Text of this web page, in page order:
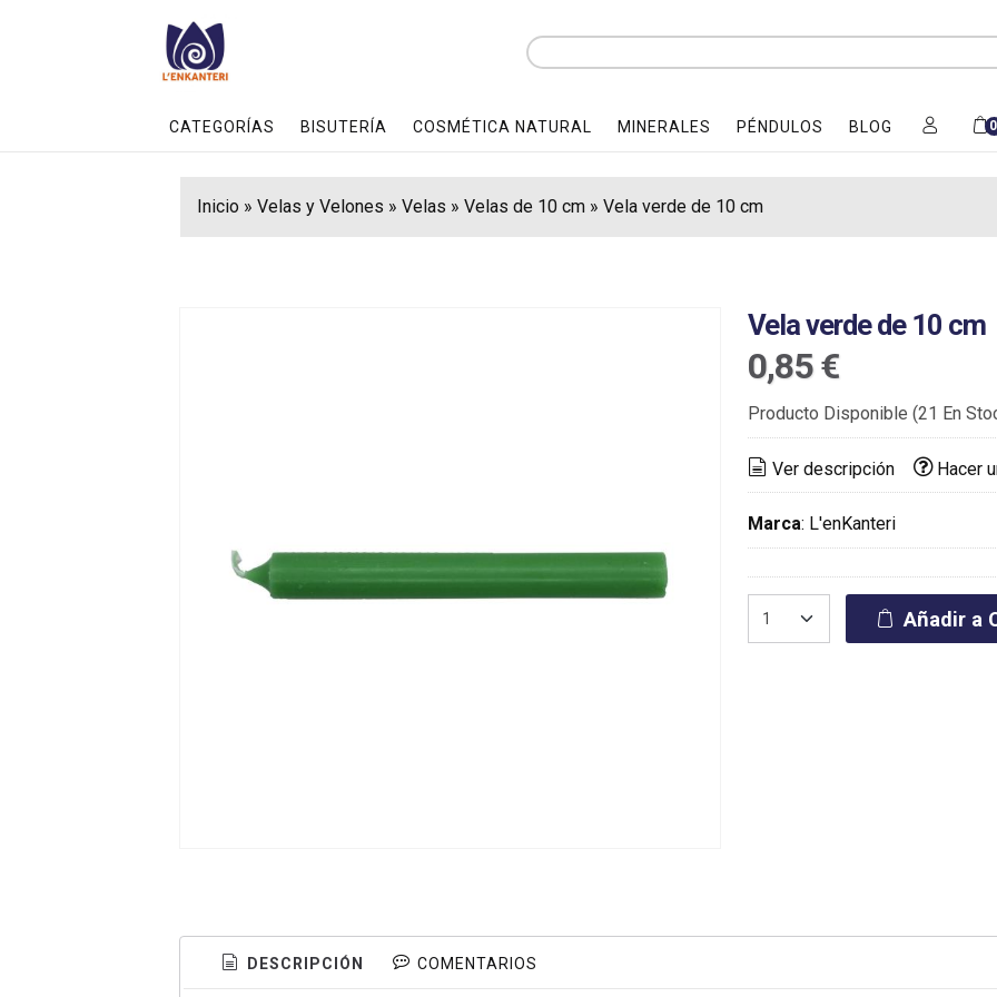
CATEGORÍAS BISUTERÍA COSMÉTICA NATURAL MINERALES PÉNDULOS BLOG 0
Inicio» Velas y Velones » Velas » Velas de 10 cm» Vela verde de 10 cm
Vela verde de 10 cm
0,85 €
Producto Disponible (21 En
Ver descripción Hacer
Marca: L'enKanteri
Añadir a
DESCRIPCIÓN COMENTARIOS